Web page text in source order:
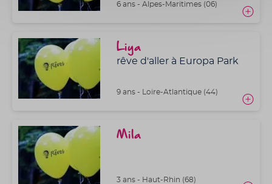
6 ans - Alpes-Maritimes (06)
Liya
rêve d'aller à Europa Park
9 ans - Loire-Atlantique (44)
Mila
3 ans - Haut-Rhin (68)